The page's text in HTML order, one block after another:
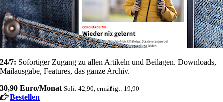
24/7: Sofortiger Zugang zu allen Artikeln und Beilagen. Downloads,
Mailausgabe, Features, das ganze Archiv.
30,90 Euro/Monat Soli: 42,90, ermäßigt: 19,90
Bestellen